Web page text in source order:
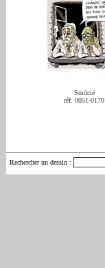
Soulcié
réf. 0051-0170
Rechercher un dessin :